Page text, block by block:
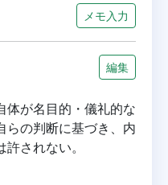
メモ入力
編集
体が名目的・儀礼的な
らの判断に基づき、内
されない。